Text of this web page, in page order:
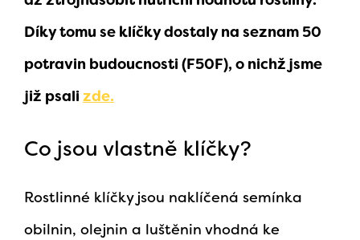
Díky tomu se klíčky dostaly na seznam 50
potravin budoucnosti (F50F), o nichž jsme
již psali zde.
Co jsou vlastně klíčky?
Rostlinné klíčky jsou naklíčená semínka
obilnin, olejnin a luštěnin vhodná ke